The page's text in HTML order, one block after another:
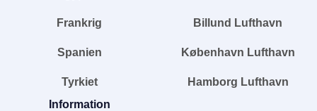
Frankrig
Spanien
Tyrkiet
Billund Lufthavn
København Lufthavn
Hamborg Lufthavn
Information